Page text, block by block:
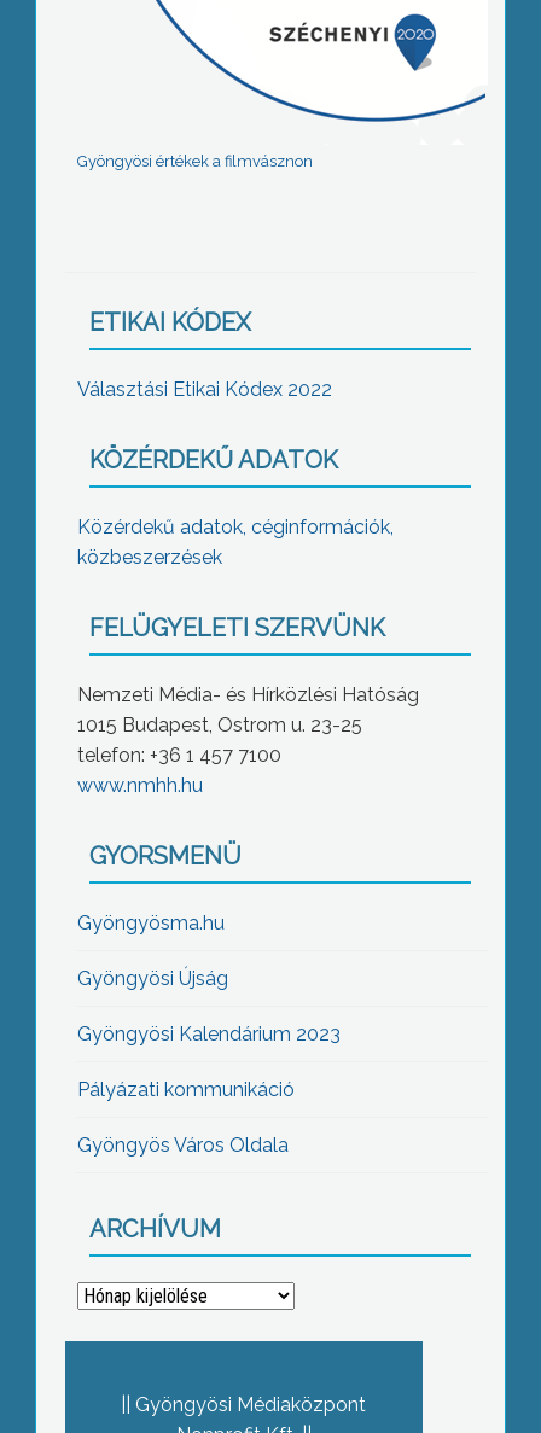
Gyöngyösi értékek a filmvásznon
ETIKAI KÓDEX
Választási Etikai Kódex 2022
KÖZÉRDEKŰ ADATOK
Közérdekű adatok, céginformációk,
közbeszerzések
FELÜGYELETI SZERVÜNK
Nemzeti Média- és Hírközlési Hatóság
1015 Budapest, Ostrom u. 23-25
telefon: +36 1 457 7100
www.nmhh.hu
GYORSMENÜ
Gyöngyösma.hu
Gyöngyösi Újság
Gyöngyösi Kalendárium 2023
Pályázati kommunikáció
Gyöngyös Város Oldala
ARCHÍVUM
Archívum
Gyöngyösi Médiaközpont